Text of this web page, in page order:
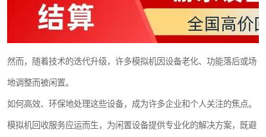
然而，随着技术的迭代升级，许多模拟机因设备老化、功能落后或场
地调整而被闲置。
如何高效、环保地处理这些设备，成为许多企业和个人关注的焦点。
模拟机回收服务应运而生，为闲置设备提供专业化的解决方案，既避